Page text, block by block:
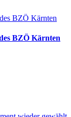
BZÖ Kärnten